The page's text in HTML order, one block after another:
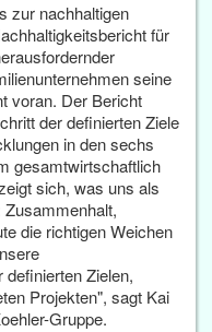
zur nachhaltigen
für
seine
voran. Der Bericht
der definierten Ziele
in den sechs
gesamtwirtschaftlich
sich, was uns als
Zusammenhalt,
die richtigen Weichen
Zielen,
Projekten", sagt Kai
Gruppe.